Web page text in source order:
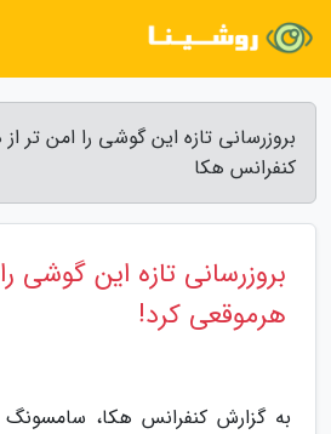
بروزرسانی تازه این گوشی را امن تر
کنفرانس هکا
بروزرسانی تازه این گوشی
هرموقعی کرد!
به گزارش کنفرانس هکا،